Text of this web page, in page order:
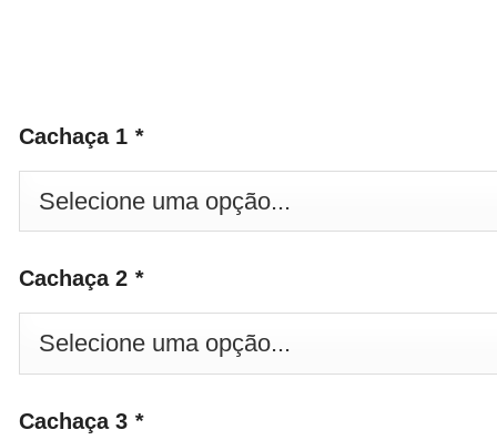
Cachaça 1 *
Cachaça 2 *
Cachaça 3 *